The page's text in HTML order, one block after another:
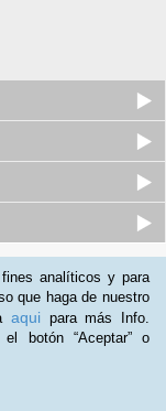
analíticos y para
que haga de nuestro
aqui para más Info.
botón “Aceptar” o
Afiliación